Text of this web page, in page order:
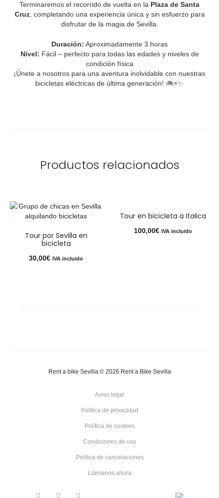
Terminaremos el recorrido de vuelta en la Plaza de Santa
Cruz, completando una experiencia única y sin esfuerzo para
disfrutar de la magia de Sevilla.
Duración: Aproximadamente 3 horas
Nivel: Fácil – perfecto para todas las edades y niveles de
condición física
¡Únete a nosotros para una aventura inolvidable con nuestras
bicicletas eléctricas de última generación! 🚲⚡✨
Productos relacionados
Tour por Sevilla en
bicicleta
30,00€ IVA incluido
Tour en bicicleta a Italica
100,00€ IVA incluido
Rent a bike Sevilla © 2026 Rent a Bike Sevilla
Aviso legal
Política de privacidad
Política de cookies
Condiciones de uso
Política de cancelaciones
Llámanos ahora